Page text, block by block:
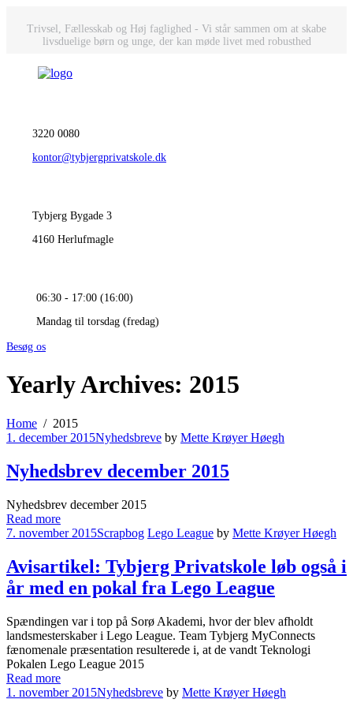
Trivsel, Fællesskab og Høj faglighed - Vi står sammen om at skabe
livsduelige børn og unge, der kan møde livet med robusthed
3220 0080
kontor@tybjergprivatskole.dk
Tybjerg Bygade 3
4160 Herlufmagle
06:30 - 17:00 (16:00)
Mandag til torsdag (fredag)
Besøg os
Yearly Archives: 2015
Home
2015
1. december 2015Nyhedsbreve by Mette Krøyer Høegh
Nyhedsbrev december 2015
Nyhedsbrev december 2015
Read more
7. november 2015Scrapbog Lego League by Mette Krøyer Høegh
Avisartikel: Tybjerg Privatskole løb også i
år med en pokal fra Lego League
Spændingen var i top på Sorø Akademi, hvor der blev afholdt
landsmesterskaber i Lego League. Team Tybjerg MyConnects
fænomenale præsentation resulterede i, at de vandt Teknologi
Pokalen Lego League 2015
Read more
1. november 2015Nyhedsbreve by Mette Krøyer Høegh